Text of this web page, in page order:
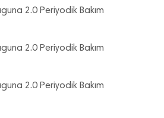
2.0 Periyodik Bakım
2.0 Periyodik Bakım
2.0 Periyodik Bakım